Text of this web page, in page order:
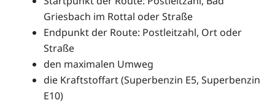
Griesbach im Rottal oder Straße
Endpunkt der Route: Postleitzahl, Ort oder
Straße
den maximalen Umweg
die Kraftstoffart (Superbenzin E5, Superbenzin
E10)